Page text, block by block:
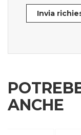
Invia
ANCHE